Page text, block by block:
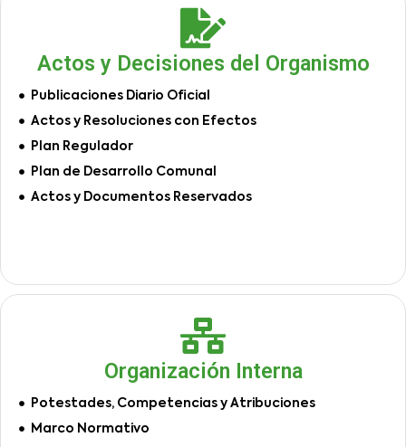
Actos y Decisiones del Organismo
Publicaciones Diario Oficial
Actos y Resoluciones con Efectos
Plan Regulador
Plan de Desarrollo Comunal
Actos y Documentos Reservados
Organización Interna
Potestades, Competencias y Atribuciones
Marco Normativo